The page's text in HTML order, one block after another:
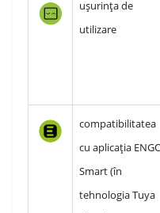
ușurința de
utilizare
compatibilitatea
cu aplicația
Smart (în
tehnologia Tuya